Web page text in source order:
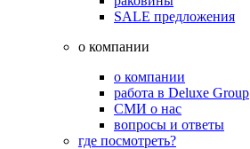
SALE предложения
о компании
о компании
работа в Deluxe Group
СМИ о нас
вопросы и ответы
где посмотреть?